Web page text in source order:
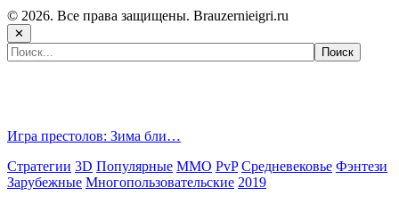
© 2026. Все права защищены. Brauzernieigri.ru
✕
Игра престолов: Зима бли…
Стратегии 3D Популярные MMO PvP Средневековье Фэнтези
Зарубежные Многопользовательские 2019